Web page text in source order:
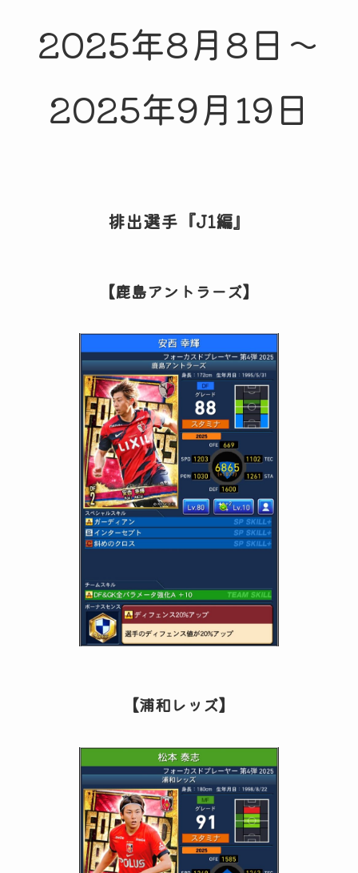
2025年8月8日～
2025年9月19日
排出選手『J1編』
【鹿島アントラーズ】
【浦和レッズ】